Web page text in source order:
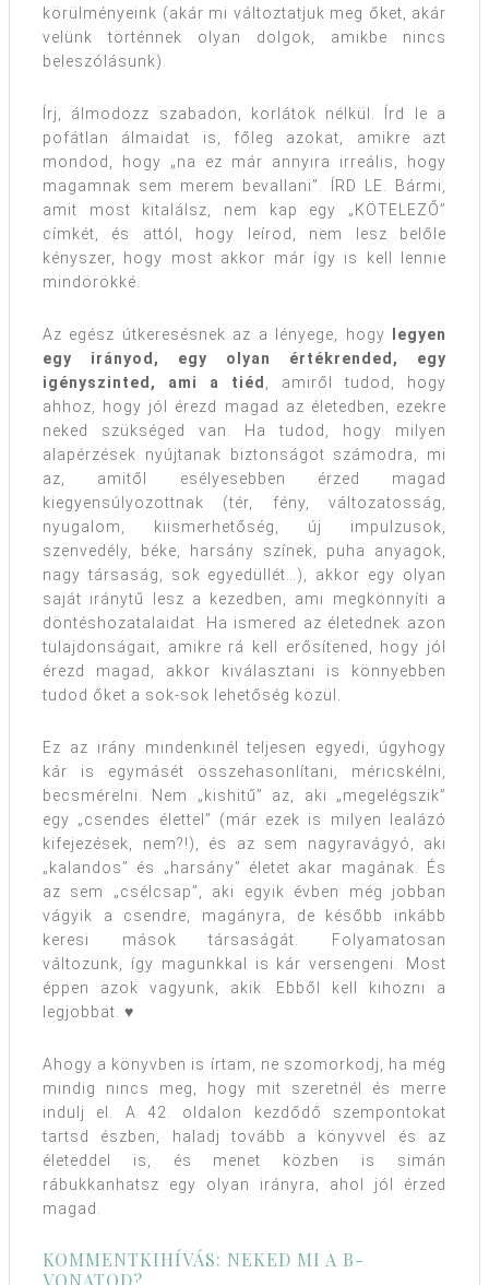
körülményeink (akár mi változtatjuk meg őket, akár
velünk történnek olyan dolgok, amikbe nincs
beleszólásunk).
Írj, álmodozz szabadon, korlátok nélkül. Írd le a
pofátlan álmaidat is, főleg azokat, amikre azt
mondod, hogy „na ez már annyira irreális, hogy
magamnak sem merem bevallani”. ÍRD LE. Bármi,
amit most kitalálsz, nem kap egy „KÖTELEZŐ”
címkét, és attól, hogy leírod, nem lesz belőle
kényszer, hogy most akkor már így is kell lennie
mindörökké.
Az egész útkeresésnek az a lényege, hogy
legyen
egy irányod, egy olyan értékrended, egy
igényszinted, ami a tiéd
, amiről tudod, hogy
ahhoz, hogy jól érezd magad az életedben, ezekre
neked szükséged van. Ha tudod, hogy milyen
alapérzések nyújtanak biztonságot számodra, mi
az, amitől esélyesebben érzed magad
kiegyensúlyozottnak (tér, fény, változatosság,
nyugalom, kiismerhetőség, új impulzusok,
szenvedély, béke, harsány színek, puha anyagok,
nagy társaság, sok egyedüllét…), akkor egy olyan
saját iránytű lesz a kezedben, ami megkönnyíti a
döntéshozatalaidat. Ha ismered az életednek azon
tulajdonságait, amikre rá kell erősítened, hogy jól
érezd magad, akkor kiválasztani is könnyebben
tudod őket a sok-sok lehetőség közül.
Ez az irány mindenkinél teljesen egyedi, úgyhogy
kár is egymásét összehasonlítani, méricskélni,
becsmérelni. Nem „kishitű” az, aki „megelégszik”
egy „csendes élettel” (már ezek is milyen lealázó
kifejezések, nem?!), és az sem nagyravágyó, aki
„kalandos” és „harsány” életet akar magának. És
az sem „csélcsap”, aki egyik évben még jobban
vágyik a csendre, magányra, de később inkább
keresi mások társaságát. Folyamatosan
változunk, így magunkkal is kár versengeni. Most
éppen azok vagyunk, akik. Ebből kell kihozni a
legjobbat. ♥
Ahogy a könyvben is írtam, ne szomorkodj, ha még
mindig nincs meg, hogy mit szeretnél és merre
indulj el. A 42. oldalon kezdődő szempontokat
tartsd észben, haladj tovább a könyvvel és az
életeddel is, és menet közben is simán
rábukkanhatsz egy olyan irányra, ahol jól érzed
magad.
KOMMENTKIHÍVÁS: NEKED MI A B-
VONATOD?